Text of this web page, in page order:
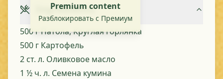
Premium content
Разблокировать с Премиум
Ingredients
500 г Патола, Круглая горлянка
500 г Картофель
2 ст. л. Оливковое масло
1 ½ ч. л. Семена кумина